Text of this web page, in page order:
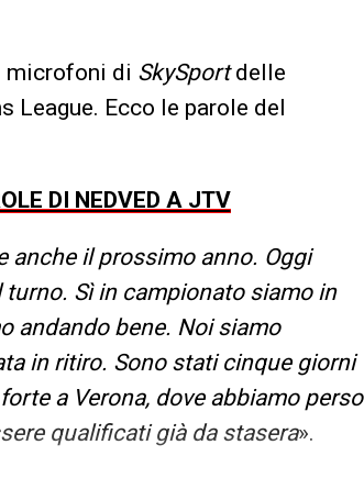
microfoni di SkySportdelle
League. Ecco le parole del
DI NEDVED A JTV
anche il prossimo anno. Oggi
Sì in campionato siamo in
andando bene. Noi siamo
in ritiro. Sono stati cinque giorni
a Verona, dove abbiamo perso
qualificati già da stasera».